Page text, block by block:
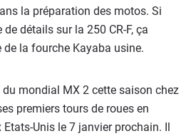
la préparation des motos. Si
détails sur la 250 CR-F, ça
la fourche Kayaba usine.
mondial MX 2 cette saison chez
premiers tours de roues en
Unis le 7 janvier prochain. Il